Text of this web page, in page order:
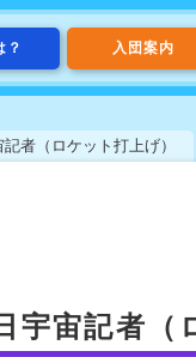
？ 入団案内
者（ロケット打上げ）
宙記者（